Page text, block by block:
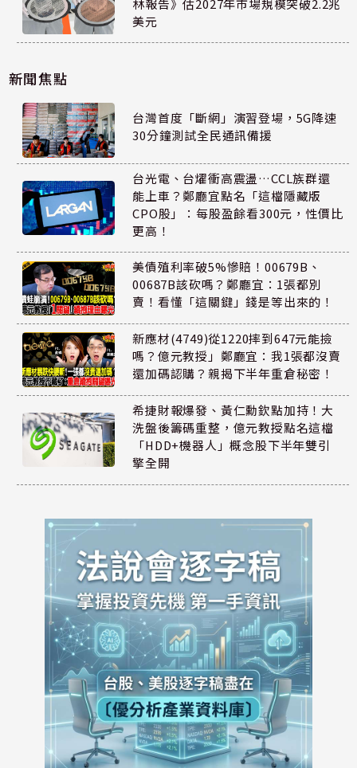
美元
新聞焦點
台灣首度「斷網」演習登場，5G降速
30分鐘測試全民通訊備援
台光電、台燿衝高震盪…CCL族群還
能上車？鄭廳宜點名「這檔隱藏版
CPO股」：每股盈餘看300元，性價比
更高！
美債殖利率破5%慘賠！00679B、
00687B該砍嗎？鄭廳宜：1張都別
賣！看懂「這關鍵」錢是等出來的！
新應材(4749)從1220摔到647元能撿
嗎？億元教授」鄭廳宜：我1張都沒賣
還加碼認購？親揭下半年重倉秘密！
希捷財報爆發、黃仁勳欽點加持！大
洗盤後籌碼重整，億元教授點名這檔
「HDD+機器人」概念股下半年雙引
擎全開